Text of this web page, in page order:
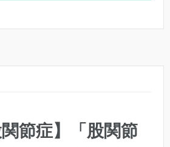
関節症】「股関節